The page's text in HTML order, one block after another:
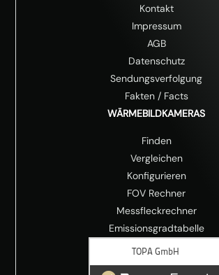
Kontakt
Impressum
AGB
Datenschutz
Sendungsverfolgung
Fakten/ Facts
WÄRMEBILDKAMERAS
Finden
Vergleichen
Konfigurieren
FOV Rechner
Messfleckrechner
Emissionsgradtabelle